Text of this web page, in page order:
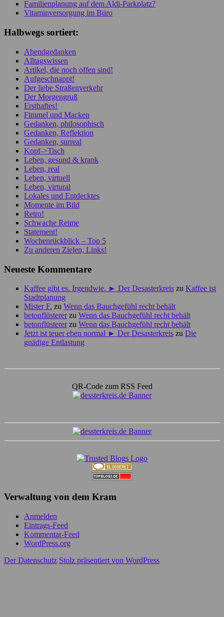
Familienplanung auf dem Aldi-Parkplatz?
Vitaminversorgung im Büro
Halbwegs sortiert:
Abendgedanken
Alltagswissen
Artikel, die noch offen sind!
Aufgeschnappt!
Der liebe Straßenverkehr
Der Morgengruß
Ersthaftes!
Fimmel und Macken
Gedanken, philosophisch
Gedanken, Reflektion
Gedanken, surreal
Kopf->Tisch
Leben, gesund & krank
Leben, real
Leben, virtuell
Leben, virtural
Lokales und Entdecktes
Momente im Bild
Retro!
Schwache Reime
Statement!
Wochenrückblick – Top 5
Zu anderen Zielen, Links!
Neueste Kommentare
Kaffee gibt es. Irgendwie. ► Der Desasterkreis zu Kaffee ist
Stadtplanung
Mister F. zu Wenn das Bauchgefühl recht behält
betonflüstererzu Wenn das Bauchgefühl recht behält
betonflüstererzu Wenn das Bauchgefühl recht behält
Jetzt ist teuer eben normal ► Der Desasterkreis zu Die
gnädige Entlastung
QR-Code zum RSS Feed
Verwaltung von dem Kram
Anmelden
Eintrags-Feed
Kommentar-Feed
WordPress.org
Der Datenschutz Stolz präsentiert von WordPress